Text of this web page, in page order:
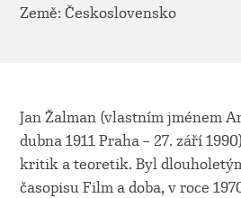
Země: Československo
Jan Žalman (vlastním jménem
dubna 1911 Praha – 27. září
kritik a teoretik. Byl
časopisu Film a doba, v roce